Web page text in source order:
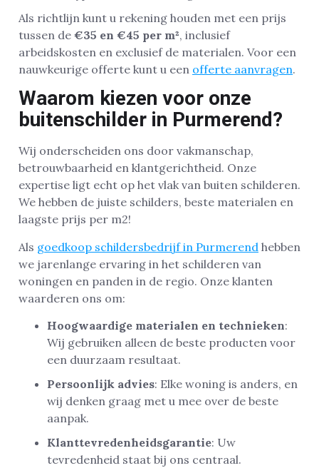
Als richtlijn kunt u rekening houden met een prijs
tussen de €35 en €45 per m², inclusief
arbeidskosten en exclusief de materialen. Voor een
nauwkeurige offerte kunt u een offerte aanvragen.
Waarom kiezen voor onze
buitenschilder in Purmerend?
Wij onderscheiden ons door vakmanschap,
betrouwbaarheid en klantgerichtheid. Onze
expertise ligt echt op het vlak van buiten schilderen.
We hebben de juiste schilders, beste materialen en
laagste prijs per m2!
Als goedkoop schildersbedrijf in Purmerend hebben
we jarenlange ervaring in het schilderen van
woningen en panden in de regio. Onze klanten
waarderen ons om:
Hoogwaardige materialen en technieken:
Wij gebruiken alleen de beste producten voor
een duurzaam resultaat.
Persoonlijk advies: Elke woning is anders, en
wij denken graag met u mee over de beste
aanpak.
Klanttevredenheidsgarantie: Uw
tevredenheid staat bij ons centraal.